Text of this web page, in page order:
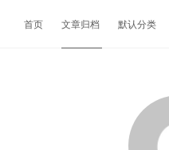
首页 文章归档 默认分类